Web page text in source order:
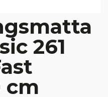
261
cm